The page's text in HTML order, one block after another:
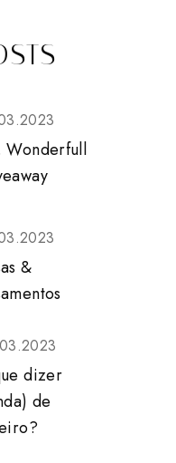
Wonderfull
&
dizer
de